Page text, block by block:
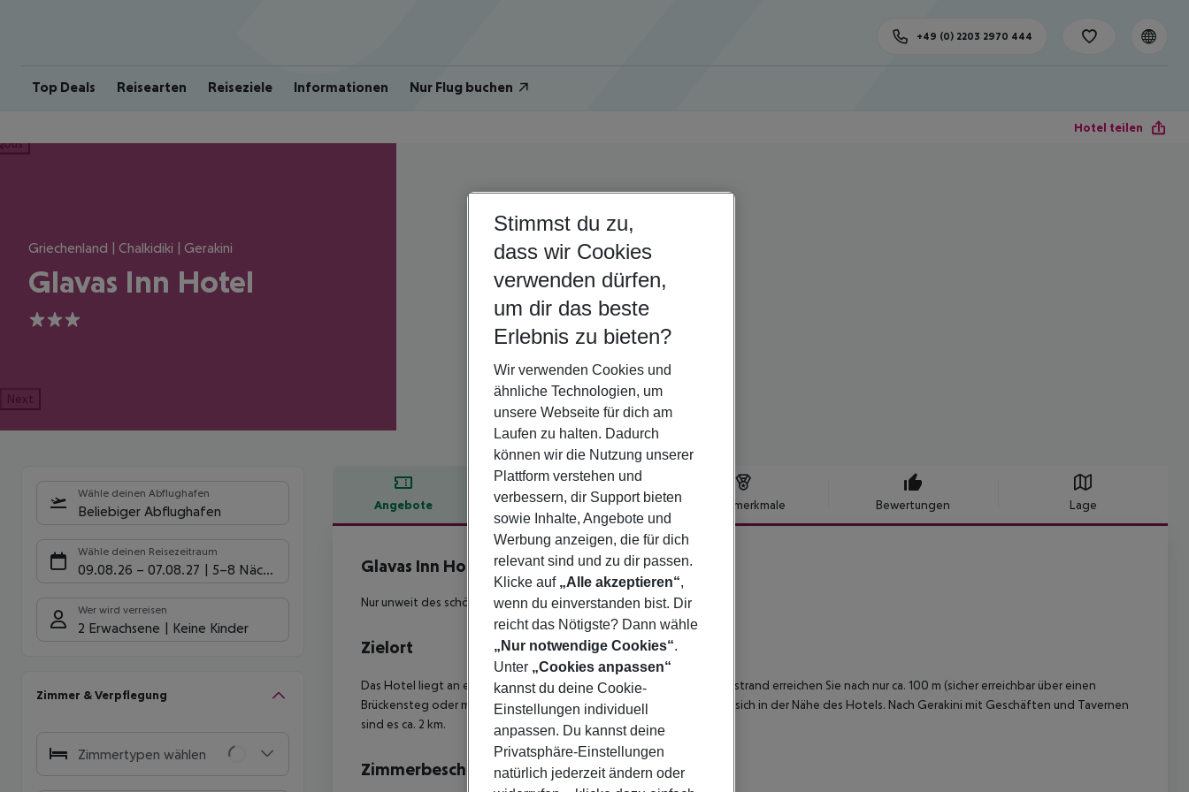
Top Deals Reisearten Reiseziele Informationen Nur Flug buchen
+49 (0) 2203 2970 444
Hotel teilen
Griechenland | Chalkidiki | Gerakini
Glavas Inn Hotel
3
Next
Wähle deinen Abflughafen
Beliebiger Abflughafen
Wähle deinen Reisezeitraum
09.08.26 – 07.08.27 5-8 Nächte
Wer wird verreisen
2 Erwachsene Keine Kinder
Zimmer & Verpflegung
Zimmertypen wählen
Angebote Hotelbeschreibung Hotelmerkmale Bewertungen Lage
Hotelbeschreibung
Glavas Inn Hotel
3
Nur unweit des schönen Sandstrandes gelegen!
Zielort
Das Hotel liegt an einem Hang, oberhalb der Straße. Den Sand-/Kiesstrand erreichen Sie nach nur ca. 100 m (sicher erreichbar über einen
Brückensteg oder mit dem Lift). Eine Linienbus-Haltestelle befindet sich in der Nähe des Hotels. Nach Gerakini mit Geschäften und Tavernen
sind es ca. 2 km.
Zimmerbeschreibung
Stimmst du zu,
dass wir Cookies
verwenden dürfen,
um dir das beste
Erlebnis zu bieten?
Wir verwenden Cookies und
ähnliche Technologien, um
unsere Webseite für dich am
Laufen zu halten. Dadurch
können wir die Nutzung unserer
Plattform verstehen und
verbessern, dir Support bieten
sowie Inhalte, Angebote und
Werbung anzeigen, die für dich
relevant sind und zu dir passen.
Klicke auf „Alle akzeptieren“,
wenn du einverstanden bist. Dir
reicht das Nötigste? Dann wähle
„Nur notwendige Cookies“.
Unter „Cookies anpassen“
kannst du deine Cookie-
Einstellungen individuell
anpassen. Du kannst deine
Privatsphäre-Einstellungen
natürlich jederzeit ändern oder